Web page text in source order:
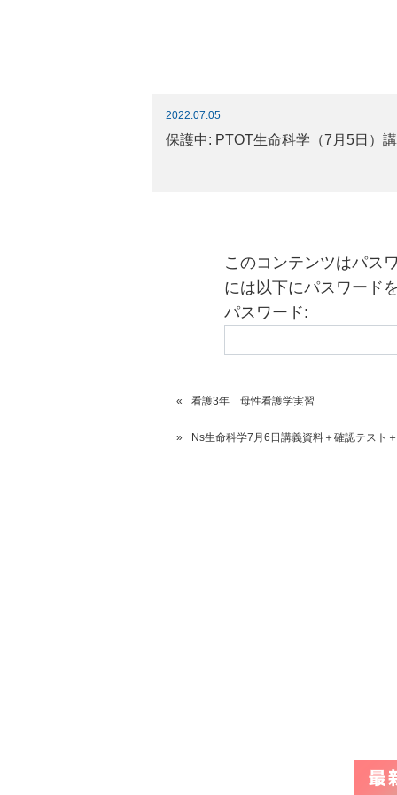
2022.07.05
保護中: PTOT生命科学（7月5日
このコンテンツはパス
には以下にパスワード
パスワード:
看護3年 母性看護学実習
Ns生命科学7月6日講義資料＋確認テスト